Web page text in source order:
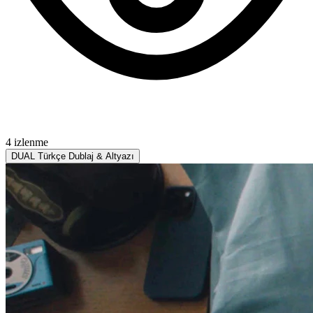
4 izlenme
DUAL Türkçe Dublaj & Altyazı